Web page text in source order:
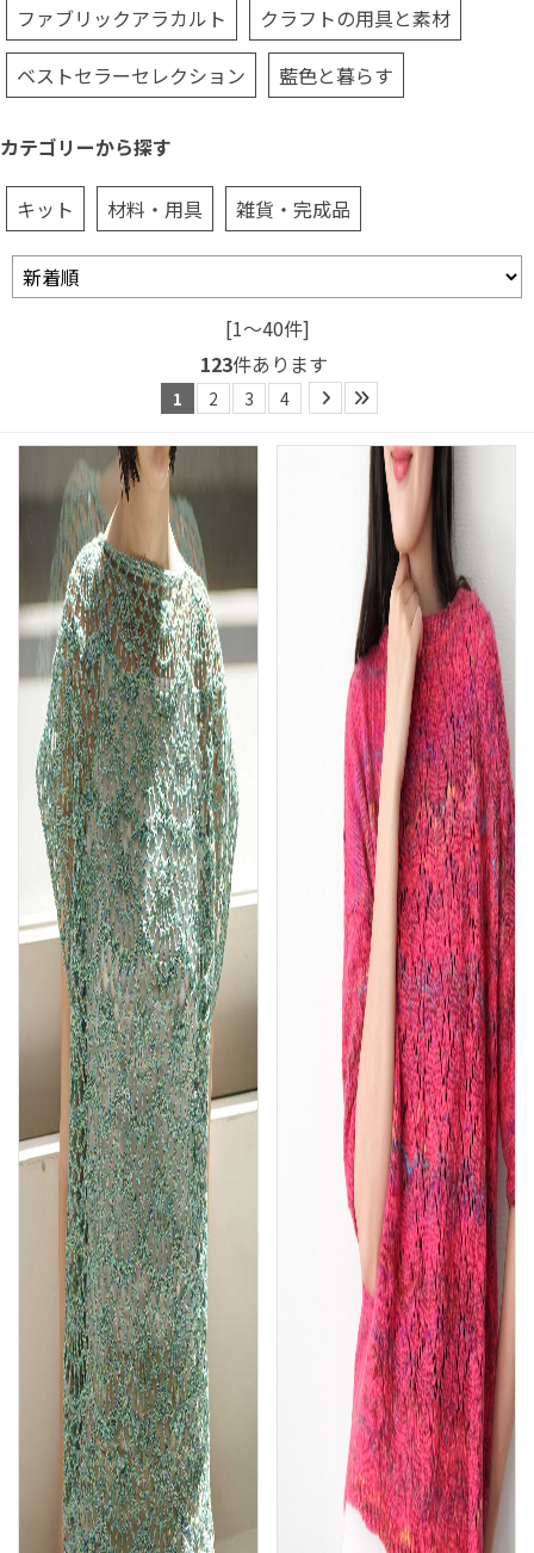
ファブリックアラカルト
クラフトの用具と素材
ベストセラーセレクション
藍色と暮らす
カテゴリーから探す
キット 材料・用具 雑貨・完成品
[1～40件]
123件あります
1 2 3 4